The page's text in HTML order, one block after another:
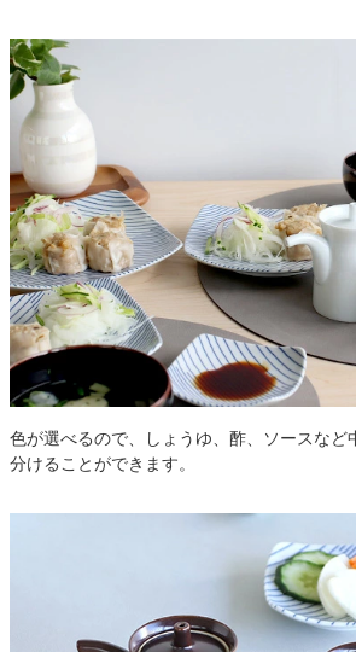
色が選べるので、しょうゆ、酢、ソースなど
分けることができます。